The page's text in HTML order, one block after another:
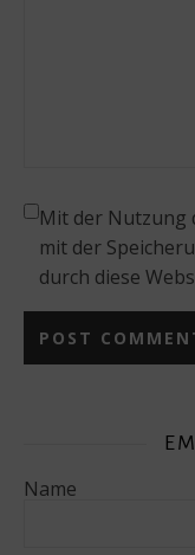
Mit der Nutzung
mit der
durch diese
Name